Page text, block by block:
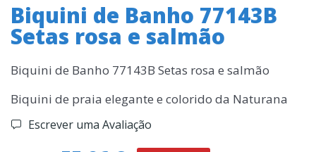
Biquini de Banho 77143B
Setas rosa e salmão
Biquini de Banho 77143B Setas rosa e salmão
Biquini de praia elegante e colorido da Naturana
Escrever uma Avaliação